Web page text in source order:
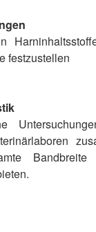
festzustellen
Bandbreite